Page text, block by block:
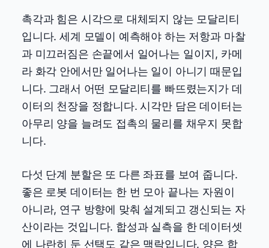
촉각과 힘은 시각으로 대체되지 않는 모달리티
입니다. 세계 모델이 예측해야 하는 저항과 마찰
과 미끄러짐은 손끝에서 일어나는 일이지, 카메
라 화각 안에서만 일어나는 일이 아니기 때문입
니다. 그래서 어떤 모달리티를 빠뜨렸는지가 데
이터의 천장을 정합니다. 시각만 담은 데이터는
아무리 양을 늘려도 접촉의 물리를 채우지 못합
니다.
다섯 단계 분할은 또 다른 좌표를 보여 줍니다.
좋은 로봇 데이터는 한 번 모아 끝나는 자원이
아니라, 연구 방향에 맞춰 설계되고 갱신되는 자
산이라는 것입니다. 합성과 실측을 한 데이터셋
에 나란히 둔 선택도 같은 맥락입니다. 양은 합